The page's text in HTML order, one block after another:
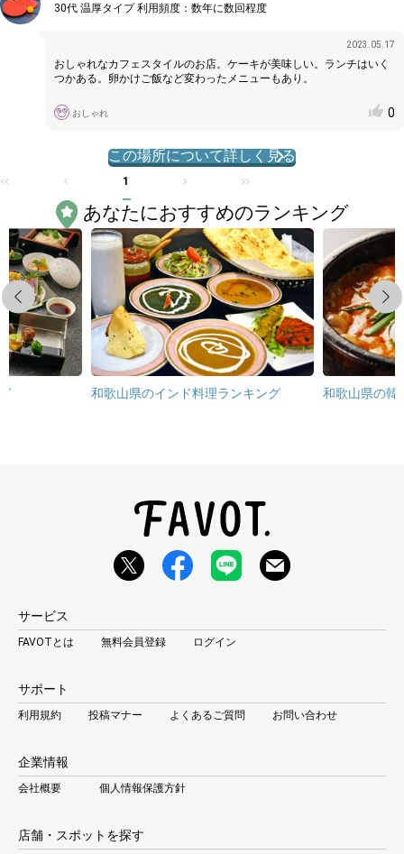
30代 温厚タイプ利用頻度： 数年に数回程度
2023.05.17
おしゃれなカフェスタイルのお店。ケーキが美味しい。ランチはいく
つかある。卵かけご飯など変わったメニューもあり。
おしゃれ 0
この場所について詳しく見る
1
あなたにおすすめのランキング
Previous
和歌山県のインド料理ランキング 和歌山県の韓
Next
サービス
FAVOTとは 無料会員登録 ログイン
サポート
利用規約 投稿マナー よくあるご質問 お問い合わせ
企業情報
会社概要 個人情報保護方針
店舗・スポットを探す